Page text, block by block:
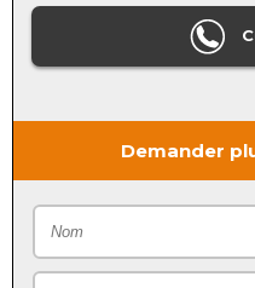
Demander